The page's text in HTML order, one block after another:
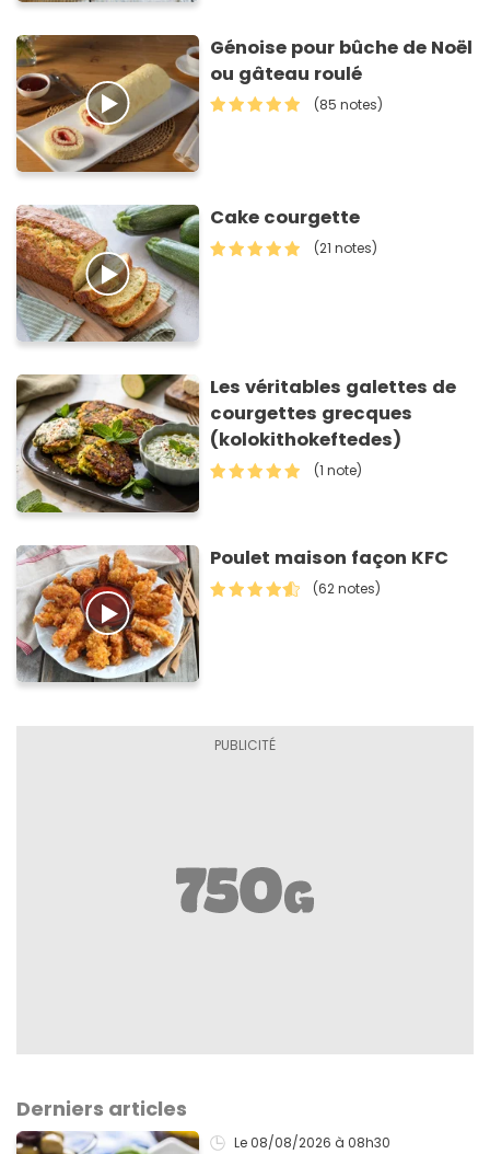
Génoise pour bûche de Noël
ou gâteau roulé
(85 notes)
Cake courgette
(21 notes)
Les véritables galettes de
courgettes grecques
(kolokithokeftedes)
(1 note)
Poulet maison façon KFC
(62 notes)
Derniers articles
Le 08/08/2026 à 08h30